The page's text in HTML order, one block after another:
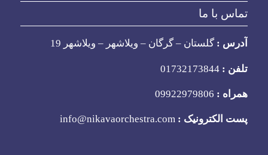
تماس با ما
آدرس : گلستان – گرگان – ویلاشهر – ویلاشهر 19
تلفن :
همراه :
پست الکترونیک :